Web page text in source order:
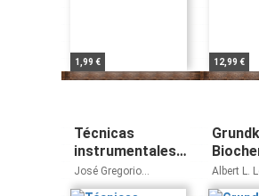
1,99 € 12,99 €
Técnicas
instrumentales
de análisis en
bioquímica
José Gregorio
Gavilanes Franco
Albert L.